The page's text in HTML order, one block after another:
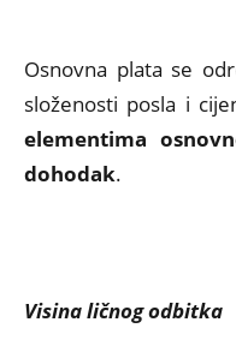
Osnovna plata se
složenosti posla i
elementima
dohodak.
Visina ličnog odbitka